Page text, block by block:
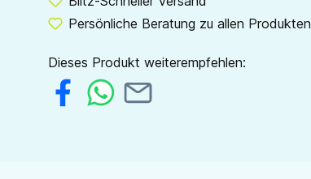
Persönliche Beratung zu allen Produkten
Dieses Produkt weiterempfehlen: